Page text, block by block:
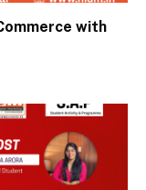
with